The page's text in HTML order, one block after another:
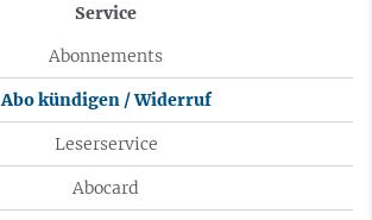
Service
Abonnements
Abo kündigen / Widerruf
Leserservice
Abocard